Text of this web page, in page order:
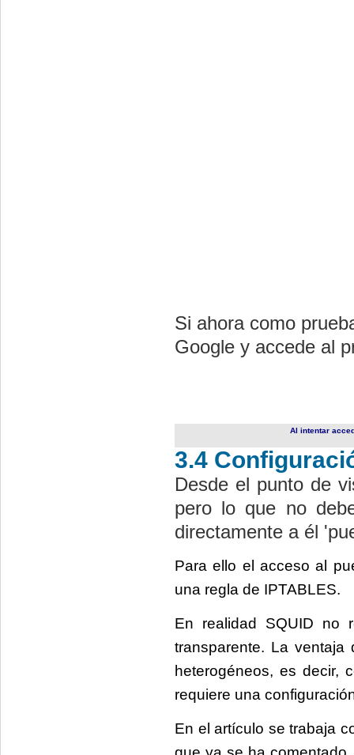
Si ahora como
Google y accede al
Al intentar
3.4
Desde el punto de
pero lo que no
directamente a él
Para ello el acceso al
una regla de IPTABLES.
En realidad SQUID no
transparente. La ventaja
heterogéneos, es decir,
requiere una
En el artículo se trabaja